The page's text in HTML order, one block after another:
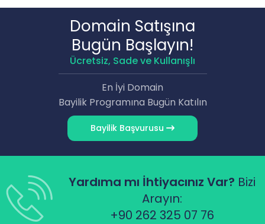
Domain Satışına
Bugün Başlayın!
Ücretsiz, Sade ve Kullanışlı
En İyi Domain
Bayilik Programına Bugün Katılın
Bayilik Başvurusu
Yardıma mı İhtiyacınız Var? Bizi
Arayın:
+90 262 325 07 76